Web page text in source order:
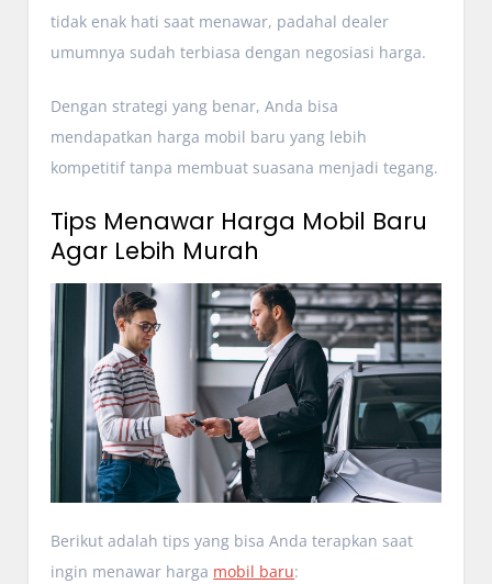
tidak enak hati saat menawar, padahal dealer
umumnya sudah terbiasa dengan negosiasi harga.
Dengan strategi yang benar, Anda bisa
mendapatkan harga mobil baru yang lebih
kompetitif tanpa membuat suasana menjadi tegang.
Tips Menawar Harga Mobil Baru
Agar Lebih Murah
Berikut adalah tips yang bisa Anda terapkan saat
ingin menawar harga mobil baru: